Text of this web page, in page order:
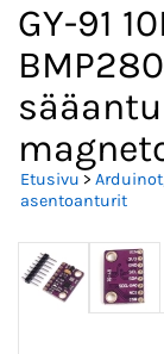
GY-91
Etusivu >
asentoanturit